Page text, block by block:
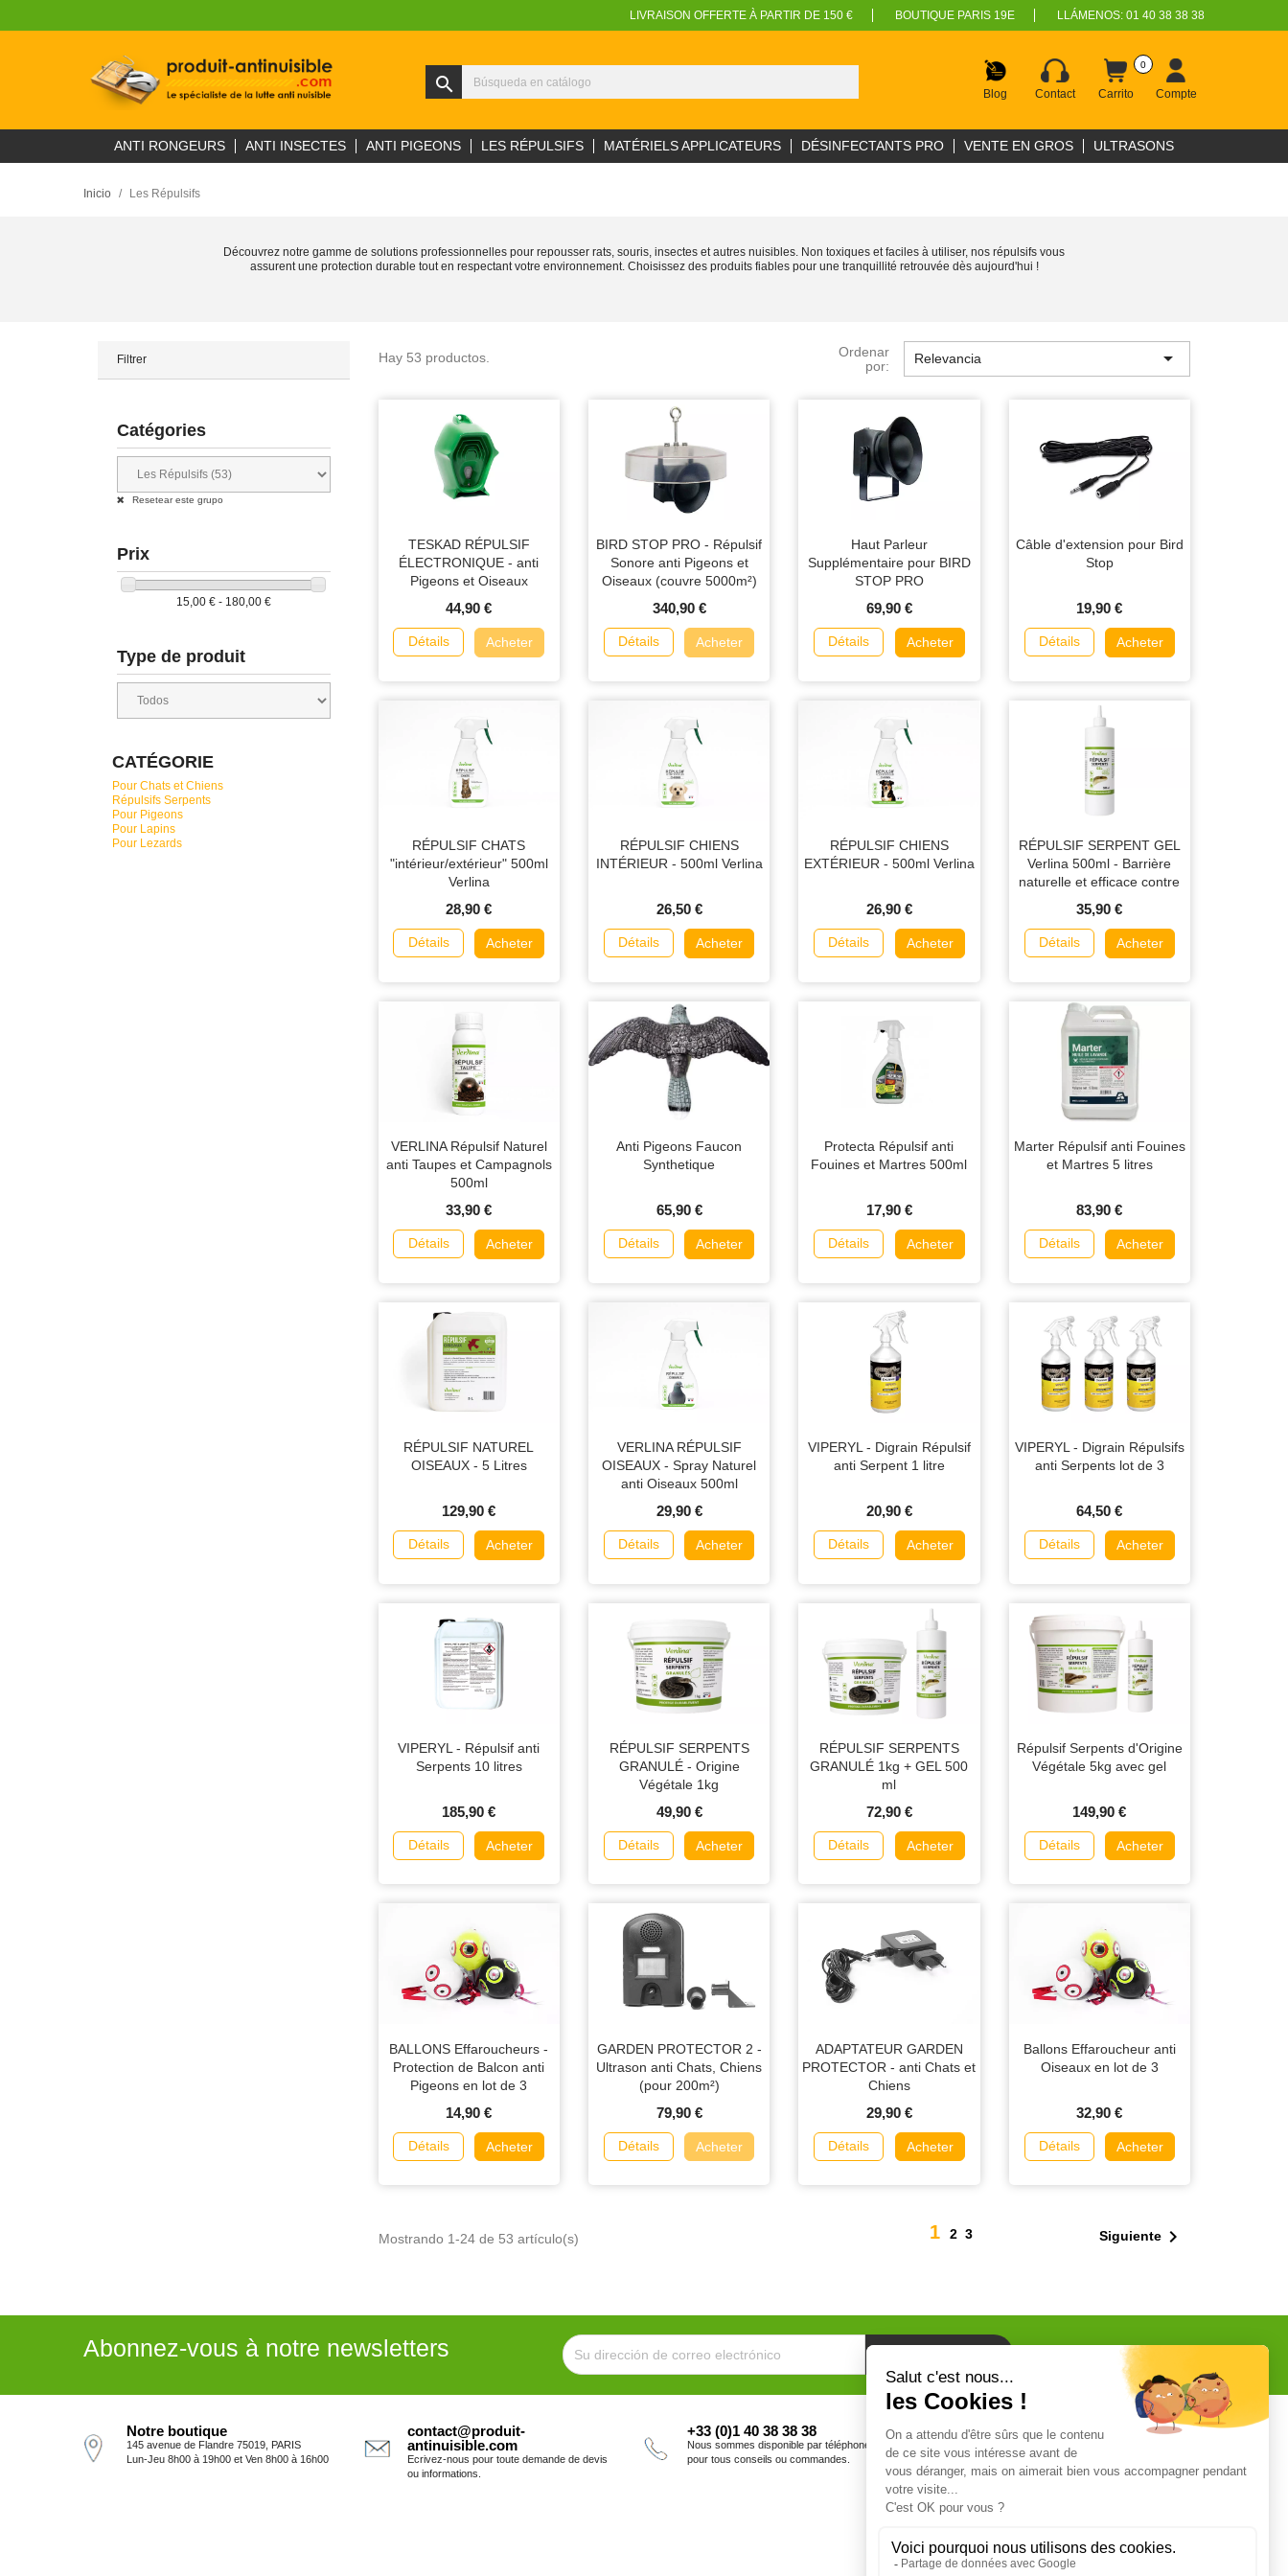
LIVRAISON OFFERTE À PARTIR DE 150 € BOUTIQUE PARIS 19E LLÁMENOS: 01 40 38 38 38
search Blog Contact Carrito
0
Compte
ANTI RONGEURS ANTI INSECTES ANTI PIGEONS LES RÉPULSIFS MATÉRIELS APPLICATEURS DÉSINFECTANTS PRO VENTE EN GROS ULTRASONS
Inicio Les Répulsifs
Découvrez notre gamme de solutions professionnelles pour repousser rats, souris, insectes et autres nuisibles. Non toxiques et faciles à utiliser, nos répulsifs vous
assurent une protection durable tout en respectant votre environnement. Choisissez des produits fiables pour une tranquillité retrouvée dès aujourd'hui !
Filtrer
Catégories
Resetear este grupo
Prix
15,00 € - 180,00 €
Type de produit
CATÉGORIE
Pour Chats et Chiens
Répulsifs Serpents
Pour Pigeons
Pour Lapins
Pour Lezards
Hay 53 productos.
Ordenar
por:
Relevancia 
TESKAD RÉPULSIF
ÉLECTRONIQUE - anti
Pigeons et Oiseaux
44,90 €
Détails Acheter
BIRD STOP PRO - Répulsif
Sonore anti Pigeons et
Oiseaux (couvre 5000m²)
340,90 €
Détails Acheter
Haut Parleur
Supplémentaire pour BIRD
STOP PRO
69,90 €
Détails Acheter
Câble d'extension pour Bird
Stop
19,90 €
Détails Acheter
RÉPULSIF CHATS
"intérieur/extérieur" 500ml
Verlina
28,90 €
Détails Acheter
RÉPULSIF CHIENS
INTÉRIEUR - 500ml Verlina
26,50 €
Détails Acheter
RÉPULSIF CHIENS
EXTÉRIEUR - 500ml Verlina
26,90 €
Détails Acheter
RÉPULSIF SERPENT GEL
Verlina 500ml - Barrière
naturelle et efficace contre
35,90 €
Détails Acheter
VERLINA Répulsif Naturel
anti Taupes et Campagnols
500ml
33,90 €
Détails Acheter
Anti Pigeons Faucon
Synthetique
65,90 €
Détails Acheter
Protecta Répulsif anti
Fouines et Martres 500ml
17,90 €
Détails Acheter
Marter Répulsif anti Fouines
et Martres 5 litres
83,90 €
Détails Acheter
RÉPULSIF NATUREL
OISEAUX - 5 Litres
129,90 €
Détails Acheter
VERLINA RÉPULSIF
OISEAUX - Spray Naturel
anti Oiseaux 500ml
29,90 €
Détails Acheter
VIPERYL - Digrain Répulsif
anti Serpent 1 litre
20,90 €
Détails Acheter
VIPERYL - Digrain Répulsifs
anti Serpents lot de 3
64,50 €
Détails Acheter
VIPERYL - Répulsif anti
Serpents 10 litres
185,90 €
Détails Acheter
RÉPULSIF SERPENTS
GRANULÉ - Origine
Végétale 1kg
49,90 €
Détails Acheter
RÉPULSIF SERPENTS
GRANULÉ 1kg + GEL 500
ml
72,90 €
Détails Acheter
Répulsif Serpents d'Origine
Végétale 5kg avec gel
149,90 €
Détails Acheter
BALLONS Effaroucheurs -
Protection de Balcon anti
Pigeons en lot de 3
14,90 €
Détails Acheter
GARDEN PROTECTOR 2 -
Ultrason anti Chats, Chiens
(pour 200m²)
79,90 €
Détails Acheter
ADAPTATEUR GARDEN
PROTECTOR - anti Chats et
Chiens
29,90 €
Détails Acheter
Ballons Effaroucheur anti
Oiseaux en lot de 3
32,90 €
Détails Acheter
Mostrando 1-24 de 53 artículo(s) 1 2 3 Siguiente
Abonnez-vous à notre newsletters
Notre boutique
145 avenue de Flandre 75019, PARIS
Lun-Jeu 8h00 à 19h00 et Ven 8h00 à 16h00
contact@produit-
antinuisible.com
Ecrivez-nous pour toute demande de devis
ou informations.
+33 (0)1 40 38 38 38
Nous sommes disponible par téléphone
pour tous conseils ou commandes.
Certifications
Personnel certifié CERTIPHYTO et
CERTIFICAT BIOCIDE